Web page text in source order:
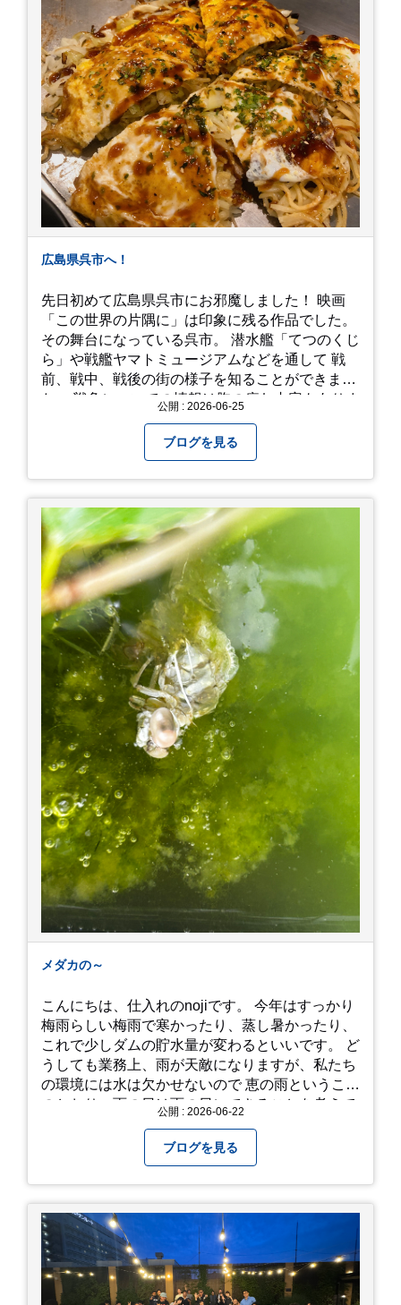
広島県呉市へ！
先日初めて広島県呉市にお邪魔しました！ 映画
「この世界の片隅に」は印象に残る作品でした。
その舞台になっている呉市。 潜水艦「てつのくじ
ら」や戦艦ヤマトミュージアムなどを通して 戦
前、戦中、戦後の街の様子を知ることができまし
た。 戦争についての情報は胸の痛む内容もありま
て本当に良かったです！ そして美味しい物もたく
さん。 写真は地元のスーパーで買った自分へのお
土産たち。 お好み焼きもやっぱり美味しいです
ね！ 広島また遊びに行きたいです♪
公開 : 2026-06-25
ブログを見る
メダカの～
こんにちは、仕入れのnojiです。 今年はすっかり
梅雨らしい梅雨で寒かったり、蒸し暑かったり、
これで少しダムの貯水量が変わるといいです。 ど
うしても業務上、雨が天敵になりますが、私たち
の環境には水は欠かせないので 恵の雨というこば
のとおり、雨の日は雨の日にできることを考えて
になってしまいましたが、お家には代々10年以上
続く ヒメダカがいますが、そのメダカの池にはト
ンボが卵を産んで、ヤゴがいたり、変な虫が いた
りします。ヤゴはメダカを食べてしまうのでほん
とは別にしたいのですが、トンボに かえるところ
が見たくて飼ってみました。 が、途中までかえり
そうでしたが、だめなようでした。 秋にはたくさ
んのトンボが飛んでいますが、自然の中で成虫に
かえるというのは厳しいんだなと 実感しました。
公開 : 2026-06-22
ブログを見る